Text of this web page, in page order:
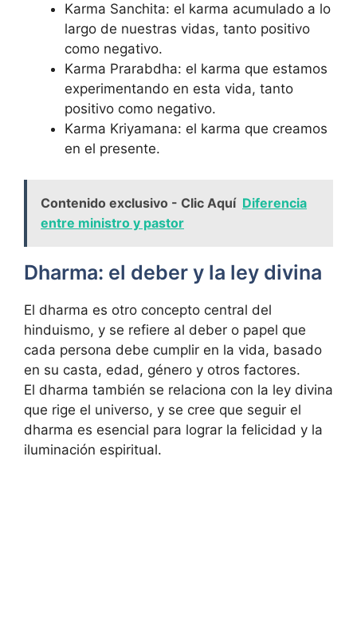
Karma Sanchita: el karma acumulado a lo
largo de nuestras vidas, tanto positivo
como negativo.
Karma Prarabdha: el karma que estamos
experimentando en esta vida, tanto
positivo como negativo.
Karma Kriyamana: el karma que creamos
en el presente.
Contenido exclusivo - Clic Aquí Diferencia
entre ministro y pastor
Dharma: el deber y la ley divina
El dharma es otro concepto central del
hinduismo, y se refiere al deber o papel que
cada persona debe cumplir en la vida, basado
en su casta, edad, género y otros factores.
El dharma también se relaciona con la ley divina
que rige el universo, y se cree que seguir el
dharma es esencial para lograr la felicidad y la
iluminación espiritual.